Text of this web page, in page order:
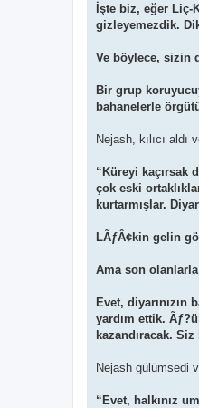
İşte biz, eğer Liç-
gizleyemezdik.
Ve böylece, sizin
Bir grup
bahanelerle
Nejash, kılıcı aldı
“Küreyi kaçırsak
çok eski
kurtarmışlar.
LÃƒÂ¢kin gelin
Ama son
Evet,
yardım ettik.
kazandıracak.
Nejash gülümsedi
“Evet, halkınız